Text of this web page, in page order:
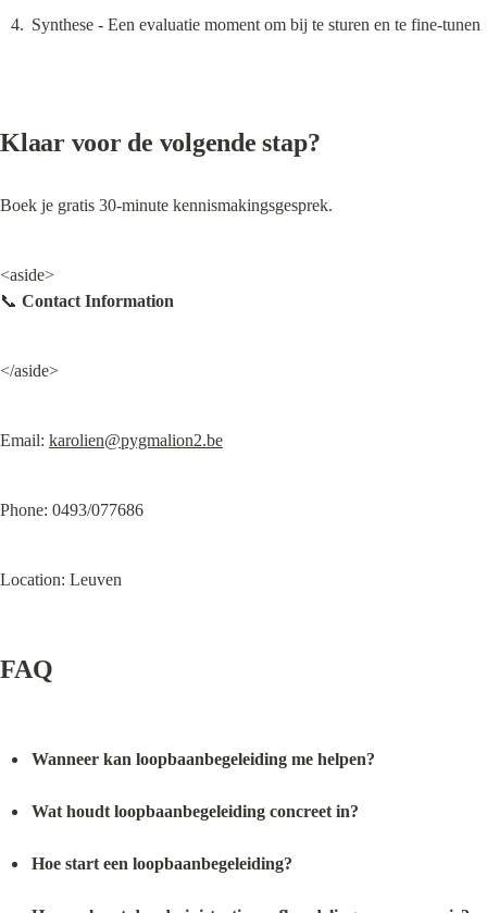
Synthese - Een evaluatie moment om bij te sturen en te fine-tunen
Klaar voor de volgende stap?
Boek je gratis 30-minute kennismakingsgesprek.
<aside>
📞 Contact Information
</aside>
Email: karolien@pygmalion2.be
Phone: 0493/077686
Location: Leuven
FAQ
Wanneer kan loopbaanbegeleiding me helpen?
Wat houdt loopbaanbegeleiding concreet in?
Hoe start een loopbaanbegeleiding?